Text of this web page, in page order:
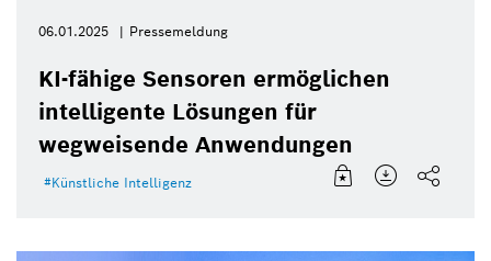
06.01.2025 Pressemeldung
KI-fähige Sensoren ermöglichen
intelligente Lösungen für
wegweisende Anwendungen
Künstliche Intelligenz